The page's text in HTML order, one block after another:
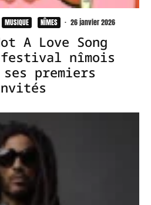
MUSIQUE NÎMES · 26 janvier 2026
A Love Song
nîmois
premiers